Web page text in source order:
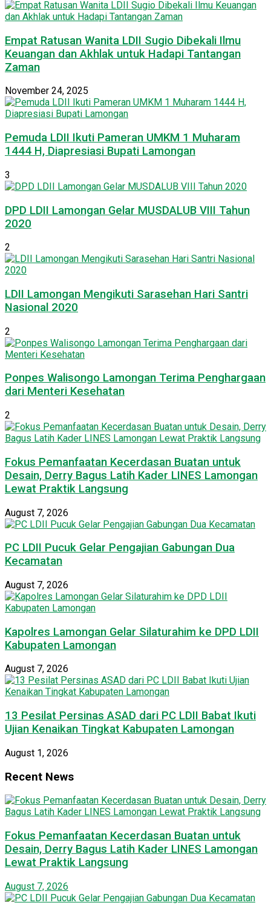
Empat Ratusan Wanita LDII Sugio Dibekali Ilmu
Keuangan dan Akhlak untuk Hadapi Tantangan
Zaman
November 24, 2025
Pemuda LDII Ikuti Pameran UMKM 1 Muharam
1444 H, Diapresiasi Bupati Lamongan
3
DPD LDII Lamongan Gelar MUSDALUB VIII Tahun
2020
2
LDII Lamongan Mengikuti Sarasehan Hari Santri
Nasional 2020
2
Ponpes Walisongo Lamongan Terima Penghargaan
dari Menteri Kesehatan
2
Fokus Pemanfaatan Kecerdasan Buatan untuk
Desain, Derry Bagus Latih Kader LINES Lamongan
Lewat Praktik Langsung
August 7, 2026
PC LDII Pucuk Gelar Pengajian Gabungan Dua
Kecamatan
August 7, 2026
Kapolres Lamongan Gelar Silaturahim ke DPD LDII
Kabupaten Lamongan
August 7, 2026
13 Pesilat Persinas ASAD dari PC LDII Babat Ikuti
Ujian Kenaikan Tingkat Kabupaten Lamongan
August 1, 2026
Recent News
Fokus Pemanfaatan Kecerdasan Buatan untuk
Desain, Derry Bagus Latih Kader LINES Lamongan
Lewat Praktik Langsung
August 7, 2026